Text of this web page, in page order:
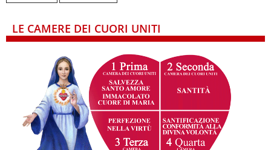
LE CAMERE DEI CUORI UNITI